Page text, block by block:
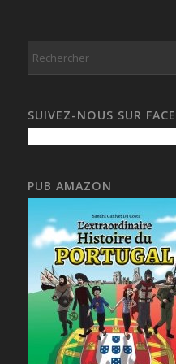
SUIVEZ-NOUS SUR
PUB AMAZON